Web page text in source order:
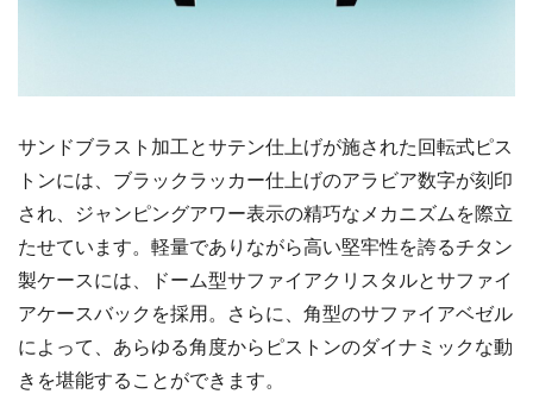
サンドブラスト加工とサテン仕上げが施された回転式ピス
トンには、ブラックラッカー仕上げのアラビア数字が刻印
され、ジャンピングアワー表示の精巧なメカニズムを際立
たせています。軽量でありながら高い堅牢性を誇るチタン
製ケースには、ドーム型サファイアクリスタルとサファイ
アケースバックを採用。さらに、角型のサファイアベゼル
によって、あらゆる角度からピストンのダイナミックな動
きを堪能することができます。